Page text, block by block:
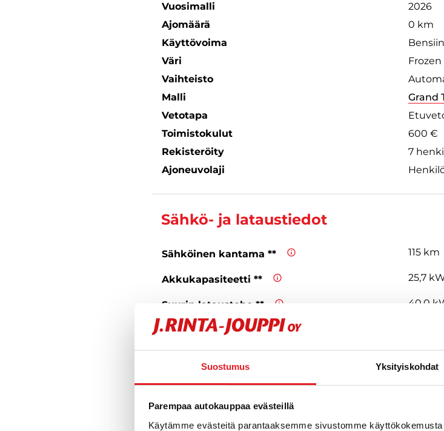
Suostumus Yksityiskohdat
Parempaa autokauppaa evästeillä
Käytämme evästeitä parantaaksemme sivustomme
Vuosimalli
2026
Ajomäärä
0 km
Käyttövoima
Väri
Vaihteisto
Malli
Grand
Vetotapa
Toimistokulut
600 €
Rekisteröity
7
Ajoneuvolaji
Sähkö- ja lataustiedot
Sähköinen kantama ** 115 km
Akkukapasiteetti ** 25,7
Suurin latausteho ** 40,0
Latausliitäntä
** Ilmoitetut tekniset tiedot ovat valmistajan antamia arvioita uudelle
toimintamatka-arvot voivat vaihdella ajoneuvon kunnon, ajotavan ja
Kysy tarkempia tietoja